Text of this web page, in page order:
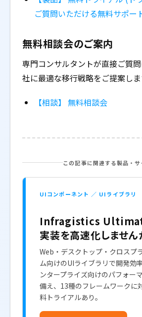
ご質問いただける無料サポー
無料相談会のご案内
専門コンサルタントが直接ご質
社に最適な移行戦略をご提案しま
【相談】 無料相談会
この記事に関連する製品・サ
UIコンポーネント ／ UIライブラリ
Infragistics
実装を高速化しません
Web・デスクトップ・クロスプ
ム向けのUIライブラリで開発効
ンタープライズ向けのパフォー
備え、13種のフレームワークに
料トライアルあり。